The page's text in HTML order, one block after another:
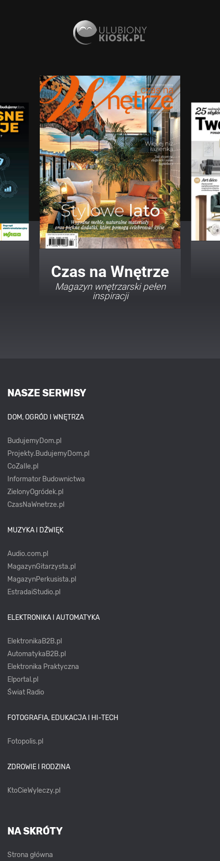
Twój Dom Twój Styl
Porady i inspiracje w
najmodniejszych stylach
NASZE SERWISY
DOM, OGRÓD I WNĘTRZA
BudujemyDom.pl
Projekty.BudujemyDom.pl
CoZaIle.pl
Informator Budownictwa
ZielonyOgródek.pl
CzasNaWnetrze.pl
MUZYKA I DŹWIĘK
Audio.com.pl
MagazynGitarzysta.pl
MagazynPerkusista.pl
EstradaiStudio.pl
ELEKTRONIKA I AUTOMATYKA
ElektronikaB2B.pl
AutomatykaB2B.pl
Elektronika Praktyczna
Elportal.pl
Świat Radio
FOTOGRAFIA, EDUKACJA I HI-TECH
Fotopolis.pl
ZDROWIE I RODZINA
KtoCieWyleczy.pl
NA SKRÓTY
Strona główna